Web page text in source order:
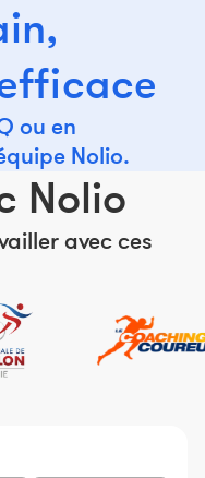
ou en
Nolio.
Nolio
avec ces